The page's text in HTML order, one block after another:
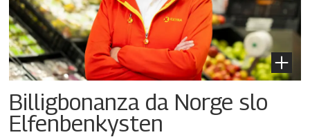
Billigbonanza da Norge slo
Elfenbenkysten